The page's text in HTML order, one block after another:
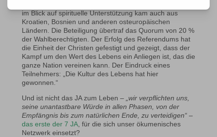
im Blick auf spirituelle Unterstützung kam auch aus
Kroatien, Bosnien und anderen osteuropäischen
Ländern. Die Beteiligung übertraf das Quorum von 20 %
der Wahlberechtigten. Der Erfolg des Referendums hat
die Einheit der Christen gefestigt und gezeigt, dass der
Kampf um den Wert des Lebens ein Anliegen ist, das die
ganze Nation vereinen kann. Der Eindruck eines
Teilnehmers: „Die Kultur des Lebens hat hier
gewonnen.“
Und ist nicht das JA zum Leben – „wir verpflichten uns,
seine unantastbare Würde in allen Phasen, von der
Empfängnis bis zum natürlichen Ende, zu verteidigen“–
das erste der 7 JA, für die sich unser ökumenisches
Netzwerk einsetzt?